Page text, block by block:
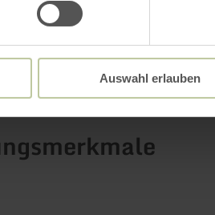
Auswahl erlauben
Weitere